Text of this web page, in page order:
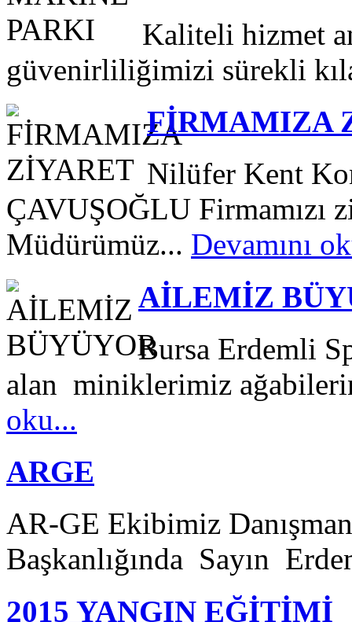
Kaliteli hizmet
güvenirliliğimizi sürekli
FİRMAMIZA
Nilüfer Kent
ÇAVUŞOĞLU Firmamızı
Müdürümüz... Devamını
AİLEMİZ
Bursa Erdemli
alan miniklerimiz
oku...
ARGE
AR-GE Ekibimiz
Başkanlığında Sayın
2015 YANGIN EĞİTİMİ